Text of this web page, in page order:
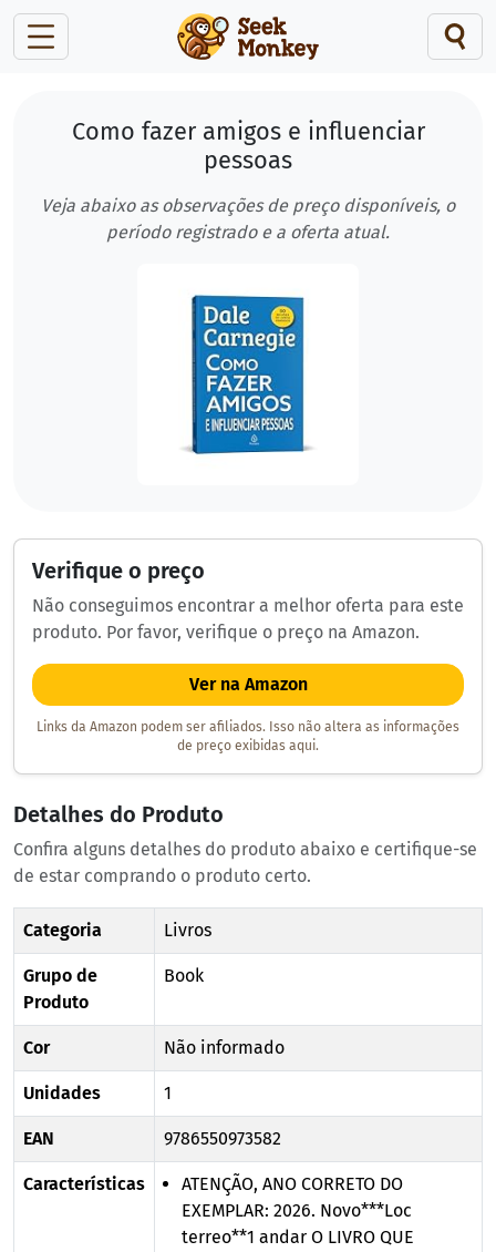
Como fazer amigos e influenciar
pessoas
Veja abaixo as observações de preço disponíveis, o
período registrado e a oferta atual.
Verifique o preço
Não conseguimos encontrar a melhor oferta para este
produto. Por favor, verifique o preço na Amazon.
Ver na Amazon
Links da Amazon podem ser afiliados. Isso não altera as informações
de preço exibidas aqui.
Detalhes do Produto
Confira alguns detalhes do produto abaixo e certifique-se
de estar comprando o produto certo.
Categoria Livros
Grupo de
Produto
Book
Cor Não informado
Unidades 1
EAN 9786550973582
Características
ATENÇÃO, ANO CORRETO DO
EXEMPLAR: 2026. Novo***Loc
terreo**1 andar O LIVRO QUE